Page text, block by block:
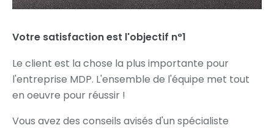
Votre satisfaction est l'objectif n°1
Le client est la chose la plus importante pour
l'entreprise MDP. L'ensemble de l'équipe met tout
en oeuvre pour réussir !
Vous avez des conseils avisés d'un spécialiste